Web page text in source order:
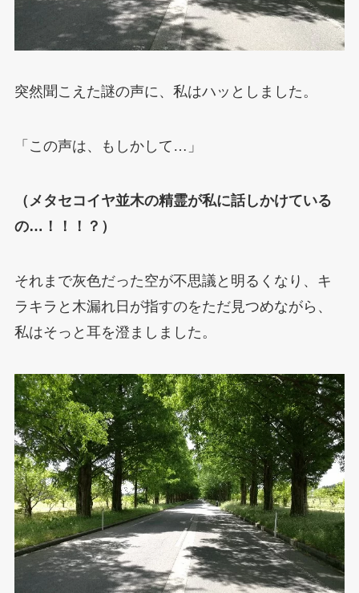
突然聞こえた謎の声に、私はハッとしました。
「この声は、もしかして…」
（メタセコイヤ並木の精霊が私に話しかけている
の…！！！？）
それまで灰色だった空が不思議と明るくなり、キ
ラキラと木漏れ日が指すのをただ見つめながら、
私はそっと耳を澄ましました。